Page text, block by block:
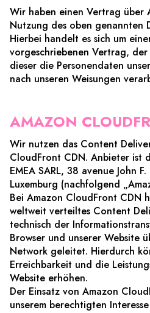
Wir haben einen Vertrag über
Nutzung des oben genannten
Hierbei handelt es sich um
vorgeschriebenen Vertrag,
dieser die Personendaten
nach unseren Weisungen
AMAZON
Wir nutzen das Content
CloudFront CDN. Anbieter ist
EMEA SARL, 38 avenue John
Luxemburg (nachfolgend
Bei Amazon CloudFront CDN
weltweit verteiltes Content
technisch der
Browser und unserer Website
Network geleitet. Hierdurch
Erreichbarkeit und die
Website erhöhen.
Der Einsatz von Amazon
unserem berechtigten